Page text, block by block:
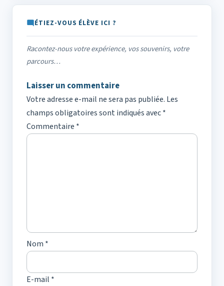
ÉTIEZ-VOUS ÉLÈVE ICI ?
Racontez-nous votre expérience, vos souvenirs, votre
parcours…
Laisser un commentaire
Votre adresse e-mail ne sera pas publiée. Les
champs obligatoires sont indiqués avec*
Commentaire *
Nom *
E-mail *